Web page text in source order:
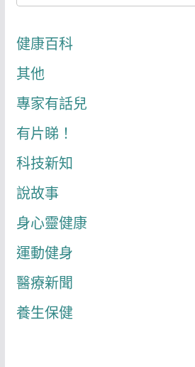
健康百科
其他
專家有話兒
有片睇！
科技新知
說故事
身心靈健康
運動健身
醫療新聞
養生保健